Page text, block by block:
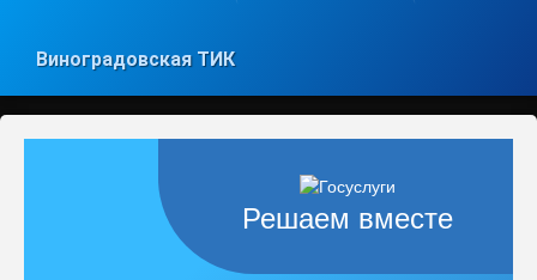
Виноградовская ТИК
Решаем вместе